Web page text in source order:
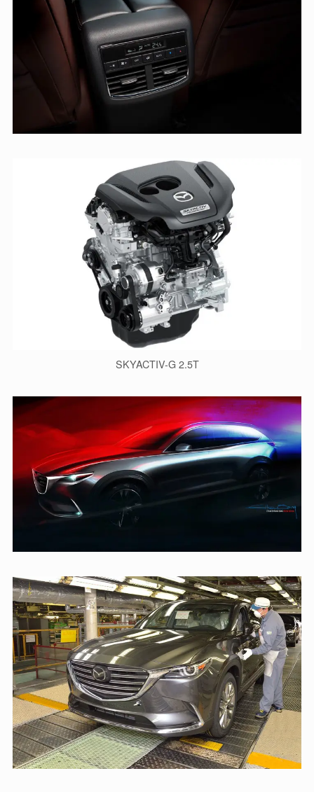
SKYACTIV-G 2.5T